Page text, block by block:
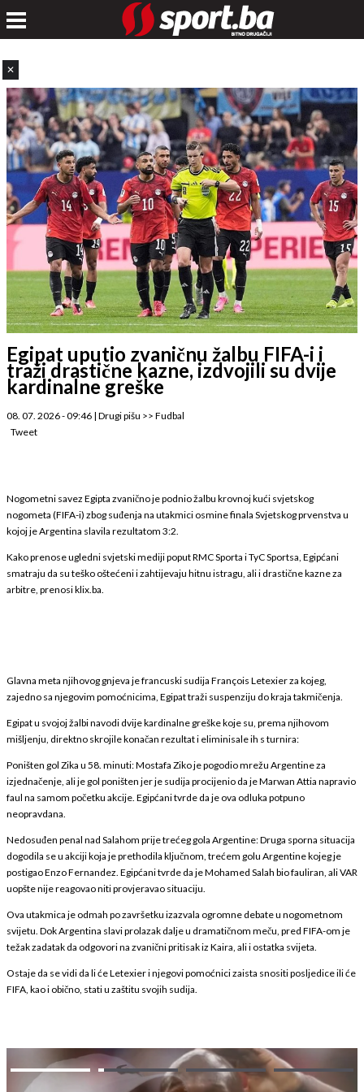
✕
Egipat uputio zvaničnu žalbu FIFA-i i
traži drastične kazne, izdvojili su dvije
kardinalne greške
08. 07. 2026 - 09:46 | Drugi pišu >> Fudbal
Tweet
Nogometni savez Egipta zvanično je podnio žalbu krovnoj kući svjetskog
nogometa (FIFA-i) zbog suđenja na utakmici osmine finala Svjetskog prvenstva u
kojoj je Argentina slavila rezultatom 3:2.
Kako prenose ugledni svjetski mediji poput RMC Sporta i TyC Sportsa, Egipćani
smatraju da su teško oštećeni i zahtijevaju hitnu istragu, ali i drastične kazne za
arbitre, prenosi klix.ba.
Glavna meta njihovog gnjeva je francuski sudija François Letexier za kojeg,
zajedno sa njegovim pomoćnicima, Egipat traži suspenziju do kraja takmičenja.
Egipat u svojoj žalbi navodi dvije kardinalne greške koje su, prema njihovom
mišljenju, direktno skrojile konačan rezultat i eliminisale ih s turnira:
Poništen gol Zika u 58. minuti: Mostafa Ziko je pogodio mrežu Argentine za
izjednačenje, ali je gol poništen jer je sudija procijenio da je Marwan Attia napravio
faul na samom početku akcije. Egipćani tvrde da je ova odluka potpuno
neopravdana.
Nedosuđen penal nad Salahom prije trećeg gola Argentine: Druga sporna situacija
dogodila se u akciji koja je prethodila ključnom, trećem golu Argentine kojeg je
postigao Enzo Fernandez. Egipćani tvrde da je Mohamed Salah bio fauliran, ali VAR
uopšte nije reagovao niti provjeravao situaciju.
Ova utakmica je odmah po završetku izazvala ogromne debate u nogometnom
svijetu. Dok Argentina slavi prolazak dalje u dramatičnom meču, pred FIFA-om je
težak zadatak da odgovori na zvanični pritisak iz Kaira, ali i ostatka svijeta.
Ostaje da se vidi da li će Letexier i njegovi pomoćnici zaista snositi posljedice ili će
FIFA, kao i obično, stati u zaštitu svojih sudija.